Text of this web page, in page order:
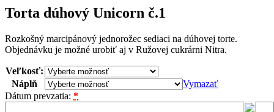
through
115,00 €
Torta dúhový Unicorn č.1
Rozkošný marcipánový jednorožec sediaci na dúhovej torte.
Objednávku je možné urobiť aj v Ružovej cukrárni Nitra.
Veľkosť:
Náplň
Vymazať
Dátum prevzatia: *